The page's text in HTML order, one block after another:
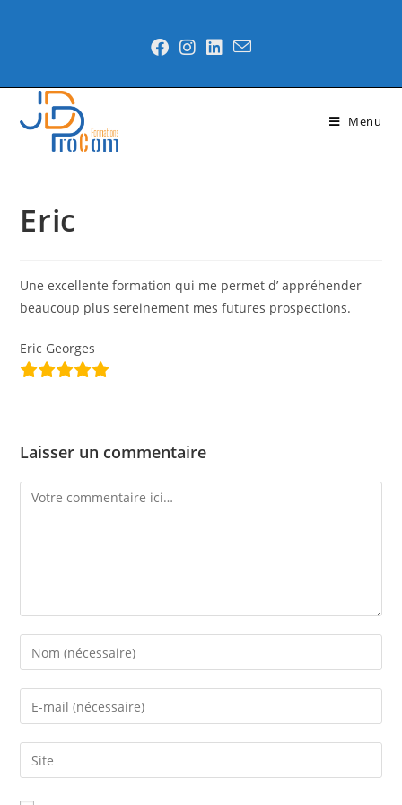
Menu
Eric
Une excellente formation qui me permet d’ appréhender
beaucoup plus sereinement mes futures prospections.
Eric Georges
Laisser un commentaire